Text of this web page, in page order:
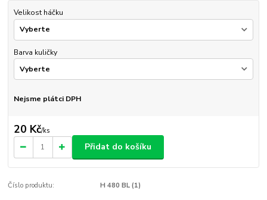
Velikost háčku
Barva kuličky
Nejsme plátci DPH
20 Kč/ks
Přidat do košíku
Číslo produktu: H 480 BL (1)